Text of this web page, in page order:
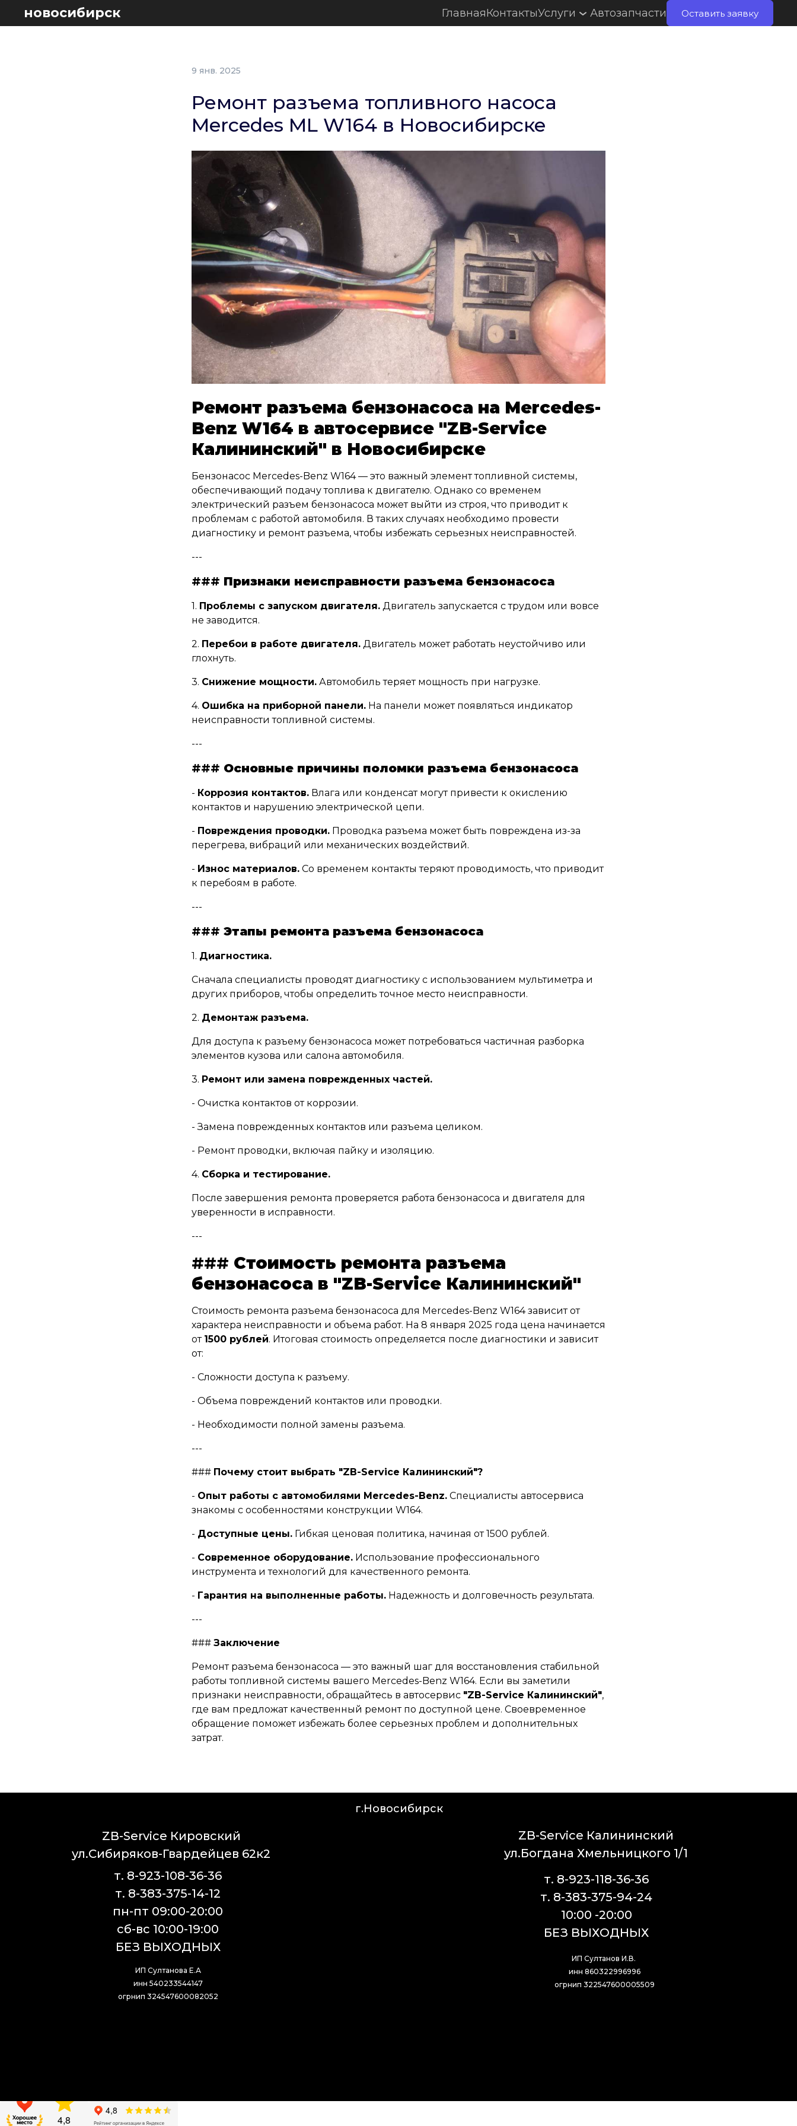
новосибирск ГлавнаяКонтактыУслуги Автозапчасти Оставить заявку
9 янв. 2025
Ремонт разъема топливного насоса
Mercedes ML W164 в Новосибирске
Ремонт разъема бензонасоса на Mercedes-
Benz W164 в автосервисе "ZB-Service
Калининский" в Новосибирске
Бензонасос Mercedes-Benz W164 — это важный элемент топливной системы,
обеспечивающий подачу топлива к двигателю. Однако со временем
электрический разъем бензонасоса может выйти из строя, что приводит к
проблемам с работой автомобиля. В таких случаях необходимо провести
диагностику и ремонт разъема, чтобы избежать серьезных неисправностей.
---
### Признаки неисправности разъема бензонасоса
1. Проблемы с запуском двигателя. Двигатель запускается с трудом или вовсе
не заводится.
2. Перебои в работе двигателя. Двигатель может работать неустойчиво или
глохнуть.
3. Снижение мощности. Автомобиль теряет мощность при нагрузке.
4. Ошибка на приборной панели. На панели может появляться индикатор
неисправности топливной системы.
---
### Основные причины поломки разъема бензонасоса
- Коррозия контактов. Влага или конденсат могут привести к окислению
контактов и нарушению электрической цепи.
- Повреждения проводки. Проводка разъема может быть повреждена из-за
перегрева, вибраций или механических воздействий.
- Износ материалов. Со временем контакты теряют проводимость, что приводит
к перебоям в работе.
---
### Этапы ремонта разъема бензонасоса
1. Диагностика.
Сначала специалисты проводят диагностику с использованием мультиметра и
других приборов, чтобы определить точное место неисправности.
2. Демонтаж разъема.
Для доступа к разъему бензонасоса может потребоваться частичная разборка
элементов кузова или салона автомобиля.
3. Ремонт или замена поврежденных частей.
- Очистка контактов от коррозии.
- Замена поврежденных контактов или разъема целиком.
- Ремонт проводки, включая пайку и изоляцию.
4. Сборка и тестирование.
После завершения ремонта проверяется работа бензонасоса и двигателя для
уверенности в исправности.
---
### Стоимость ремонта разъема
бензонасоса в "ZB-Service Калининский"
Стоимость ремонта разъема бензонасоса для Mercedes-Benz W164 зависит от
характера неисправности и объема работ. На 8 января 2025 года цена начинается
от 1500 рублей. Итоговая стоимость определяется после диагностики и зависит
от:
- Сложности доступа к разъему.
- Объема повреждений контактов или проводки.
- Необходимости полной замены разъема.
---
### Почему стоит выбрать "ZB-Service Калининский"?
- Опыт работы с автомобилями Mercedes-Benz. Специалисты автосервиса
знакомы с особенностями конструкции W164.
- Доступные цены. Гибкая ценовая политика, начиная от 1500 рублей.
- Современное оборудование. Использование профессионального
инструмента и технологий для качественного ремонта.
- Гарантия на выполненные работы. Надежность и долговечность результата.
---
### Заключение
Ремонт разъема бензонасоса — это важный шаг для восстановления стабильной
работы топливной системы вашего Mercedes-Benz W164. Если вы заметили
признаки неисправности, обращайтесь в автосервис "ZB-Service Калининский",
где вам предложат качественный ремонт по доступной цене. Своевременное
обращение поможет избежать более серьезных проблем и дополнительных
затрат.
г.Новосибирск
т. 8-923-108-36-36
т. 8-383-375-14-12
пн-пт 09:00-20:00
сб-вс 10:00-19:00
БЕЗ ВЫХОДНЫХ
ZB-Service Калининский
ул.Богдана Хмельницкого 1/1
т. 8-923-118-36-36
т. 8-383-375-94-24
10:00 -20:00
БЕЗ ВЫХОДНЫХ
ZB-Service Кировский
ул.Сибиряков-Гвардейцев 62к2
ИП Султанова Е.А
инн 540233544147
огрнип 324547600082052
ИП Султанов И.В.
инн 860322996996
огрнип 322547600005509